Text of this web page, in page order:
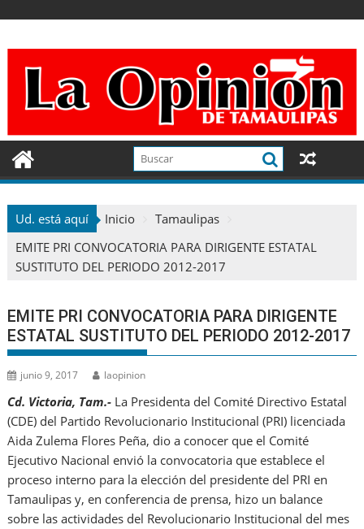
contenido
Ud. está aquí Inicio
Tamaulipas
EMITE PRI CONVOCATORIA PARA DIRIGENTE ESTATAL
SUSTITUTO DEL PERIODO 2012-2017
EMITE PRI CONVOCATORIA PARA DIRIGENTE
ESTATAL SUSTITUTO DEL PERIODO 2012-2017
junio 9, 2017 laopinion
Cd. Victoria, Tam.- La Presidenta del Comité Directivo Estatal
(CDE) del Partido Revolucionario Institucional (PRI) licenciada
Aida Zulema Flores Peña, dio a conocer que el Comité
Ejecutivo Nacional envió la convocatoria que establece el
proceso interno para la elección del presidente del PRI en
Tamaulipas y, en conferencia de prensa, hizo un balance
sobre las actividades del Revolucionario Institucional del mes